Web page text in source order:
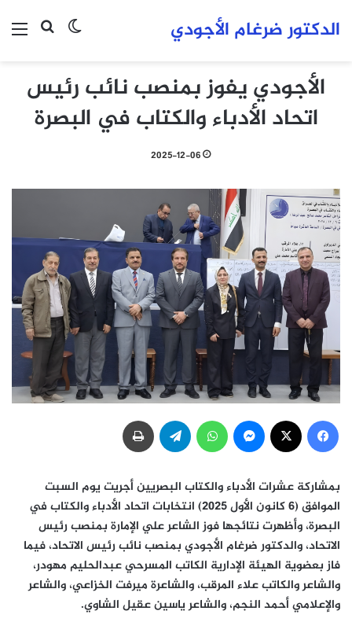
بحثالوضع الدكتور ضرغام الأجودي
الأجودي يفوز بمنصب نائب رئيس
اتحاد الأدباء والكتاب في البصرة
2025-12-06
فيسبوك ماسنجر واتساب تيلقرام
بمشاركة عشرات الأدباء والكتاب البصريين أجريت يوم السبت
الموافق (6 كانون الأول 2025) انتخابات اتحاد الأدباء والكتاب في
البصرة، وأظهرت نتائجها فوز الشاعر علي الإمارة بمنصب رئيس
الاتحاد، والدكتور ضرغام الأجودي بمنصب نائب رئيس الاتحاد، فيما
فاز بعضوية الهيئة الإدارية الكاتب المسرحي عبدالحليم مهودر،
والشاعر والكاتب علاء المرقب، والشاعرة ميرفت الخزاعي، والشاعر
والإعلامي أحمد النجم، والشاعر ياسين عقيل الشاوي.